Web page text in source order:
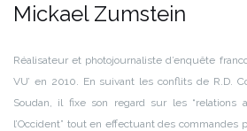
Mickael Zumstein
Réalisateur et photojournaliste d’enquête
VU’ en 2010. En suivant les conflits de R.D.
Soudan, il fixe son regard sur les “relations
l’Occident” tout en effectuant des commandes